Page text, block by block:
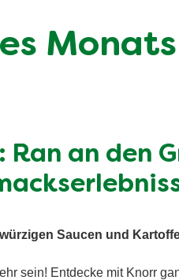
Monats
an den
Saucen und
sein! Entdecke mit Knorr